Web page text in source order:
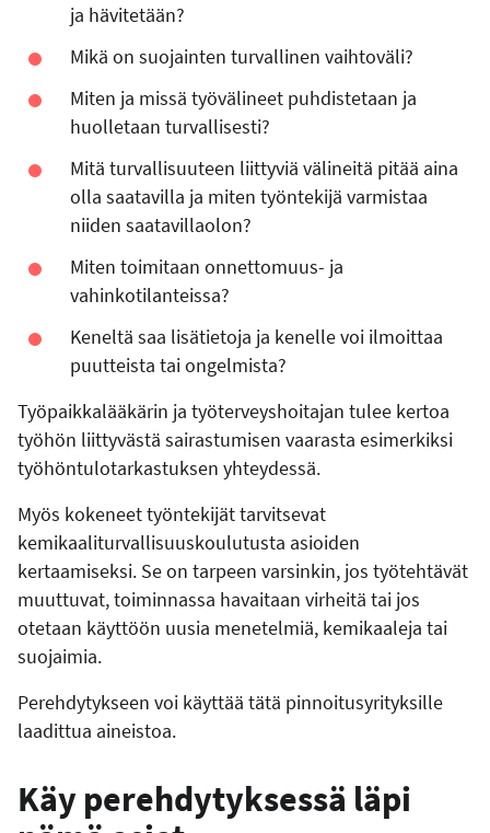
ja hävitetään?
Mikä on suojainten turvallinen vaihtoväli?
Miten ja missä työvälineet puhdistetaan ja
huolletaan turvallisesti?
Mitä turvallisuuteen liittyviä välineitä pitää aina
olla saatavilla ja miten työntekijä varmistaa
niiden saatavillaolon?
Miten toimitaan onnettomuus- ja
vahinkotilanteissa?
Keneltä saa lisätietoja ja kenelle voi ilmoittaa
puutteista tai ongelmista?
Työpaikkalääkärin ja työterveyshoitajan tulee kertoa
työhön liittyvästä sairastumisen vaarasta esimerkiksi
työhöntulotarkastuksen yhteydessä.
Myös kokeneet työntekijät tarvitsevat
kemikaaliturvallisuuskoulutusta asioiden
kertaamiseksi. Se on tarpeen varsinkin, jos työtehtävät
muuttuvat, toiminnassa havaitaan virheitä tai jos
otetaan käyttöön uusia menetelmiä, kemikaaleja tai
suojaimia.
Perehdytykseen voi käyttää tätä pinnoitusyrityksille
laadittua aineistoa.
Käy perehdytyksessä läpi